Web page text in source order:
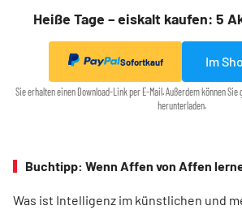
Heiße Tage – eiskalt kaufen: 5
Sofortkauf Im
Sie erhalten einen Download-Link per E-Mail. Außerdem können
herunterladen.
Buchtipp: Wenn Affen von Affen
Was ist Intelligenz im künstlichen und